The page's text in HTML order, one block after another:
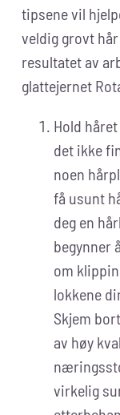
tipsene vil
veldig grovt
resultatet av
glattejernet
Hold
det ikke
noen
få usunt
deg en
begynner
om
lokkene
Skjem
av høy
virkelig